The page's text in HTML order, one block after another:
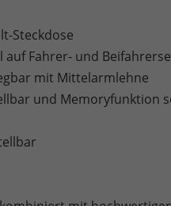
Steckdose
Fahrer- und
mit Mittelarmlehne
und Memoryfunktion